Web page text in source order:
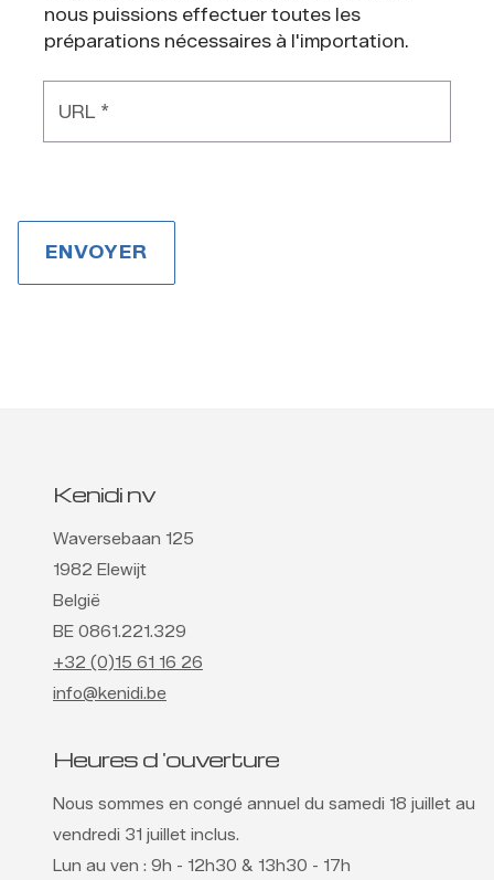
nous puissions effectuer toutes les
préparations nécessaires à l'importation.
URL *
ENVOYER
Kenidi nv
Waversebaan 125
1982 Elewijt
België
BE 0861.221.329
+32 (0)15 61 16 26
info@kenidi.be
Heures d 'ouverture
Nous sommes en congé annuel du samedi 18 juillet au
vendredi 31 juillet inclus.
Lun au ven : 9h - 12h30 & 13h30 - 17h